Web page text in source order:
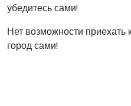
убедитесь сами!
Нет возможности
город сами!